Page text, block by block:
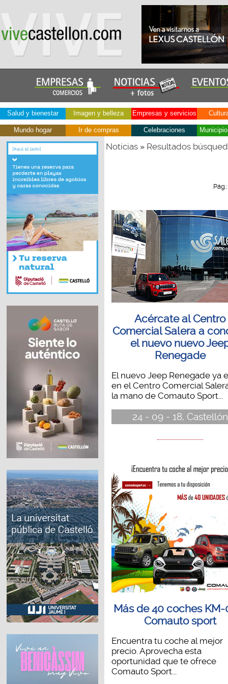
Salud y bienestar Imagen y belleza Empresas y servicios
Mundo hogar Ir de compras Celebraciones
Noticias» Resultados
Acércate al Centro
Comercial Salera a
el nuevo nuevo
Renegade
El nuevo Jeep Renegade ya
en el Centro Comercial
la mano de Comauto Sport...
24 - 09 - 18, Castellón
Más de 40 coches KM-
Comauto sport
Encuentra tu coche al mejor
precio. Aprovecha esta
oportunidad que te ofrece
Comauto Sport...